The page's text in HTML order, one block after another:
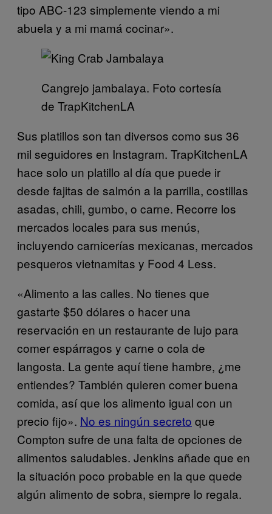
tipo ABC-123 simplemente viendo a mi
abuela y a mi mamá cocinar».
Cangrejo jambalaya. Foto cortesía
de TrapKitchenLA
Sus platillos son tan diversos como sus 36
mil seguidores en Instagram. TrapKitchenLA
hace solo un platillo al día que puede ir
desde fajitas de salmón a la parrilla, costillas
asadas, chili, gumbo, o carne. Recorre los
mercados locales para sus menús,
incluyendo carnicerías mexicanas, mercados
pesqueros vietnamitas y Food 4 Less.
«Alimento a las calles. No tienes que
gastarte $50 dólares o hacer una
reservación en un restaurante de lujo para
comer espárragos y carne o cola de
langosta. La gente aquí tiene hambre, ¿me
entiendes? También quieren comer buena
comida, así que los alimento igual con un
precio fijo». No es ningún secreto que
Compton sufre de una falta de opciones de
alimentos saludables. Jenkins añade que en
la situación poco probable en la que quede
algún alimento de sobra, siempre lo regala.